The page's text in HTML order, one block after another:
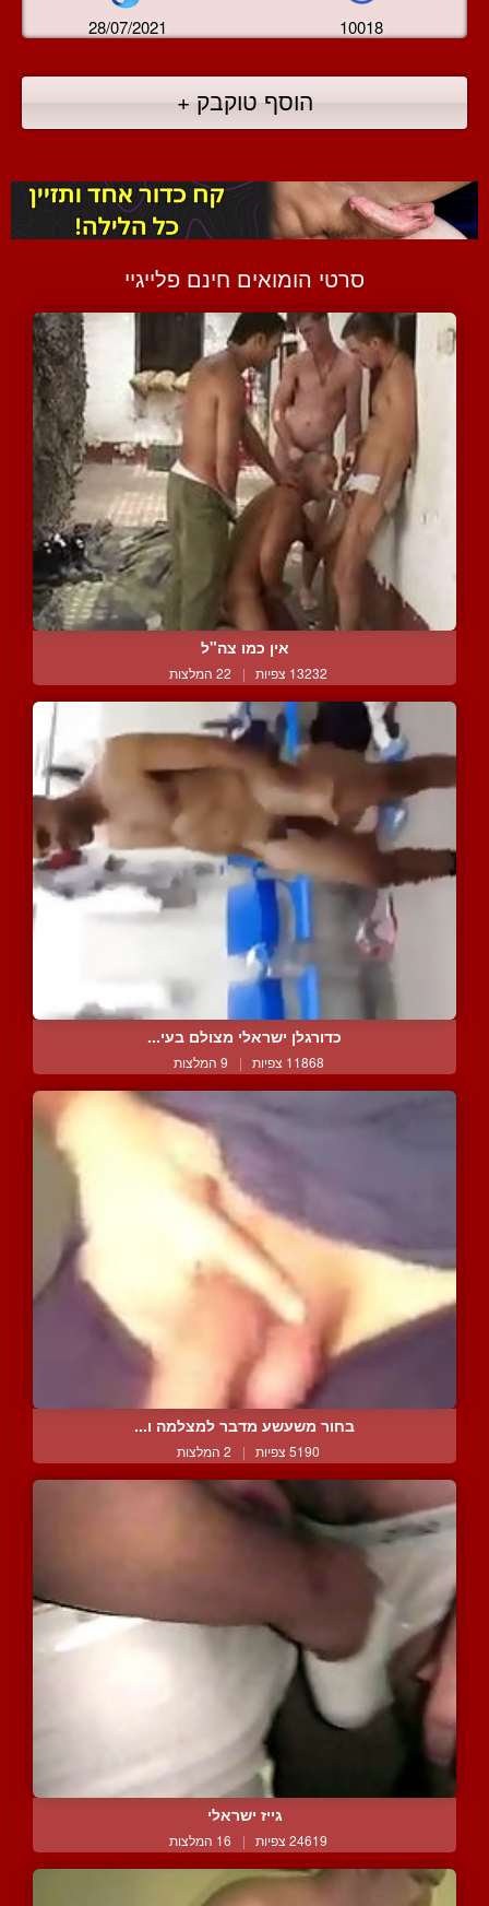
28/07/2021 10018
הוסף טוקבק +
סרטי הומואים חינם פלייגיי
אין כמו צה"ל
13232 צפיות | 22 המלצות
כדורגלן ישראלי מצולם בעי...
11868 צפיות | 9 המלצות
בחור משעשע מדבר למצלמה ו...
5190 צפיות | 2 המלצות
גייז ישראלי
24619 צפיות | 16 המלצות